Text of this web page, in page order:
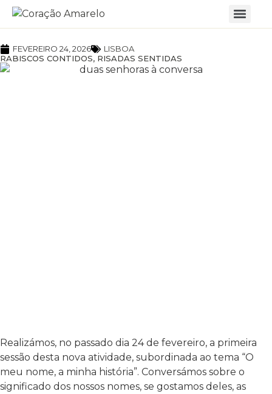
FEVEREIRO 24, 2026
LISBOA
RABISCOS CONTIDOS, RISADAS SENTIDAS
Realizámos, no passado dia 24 de fevereiro, a primeira
sessão desta nova atividade, subordinada ao tema “O
meu nome, a minha história”. Conversámos sobre o
significado dos nossos nomes, se gostamos deles, as